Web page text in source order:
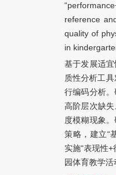
reference
quality of
in
基于发展适
质性分析工
行编码分析
高阶层次缺
度模糊现象
策略，建立“
实施“表现性
园体育教学活